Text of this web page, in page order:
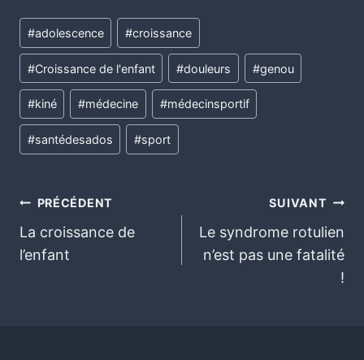
#adolescence #croissance
#Croissance de l'enfant #douleurs #genou
#kiné #médecine #médecinsportif
#santédesados #sport
PRÉCÉDENT
La croissance de
l’enfant
SUIVANT
Le syndrome rotulien
n’est pas une fatalité
!